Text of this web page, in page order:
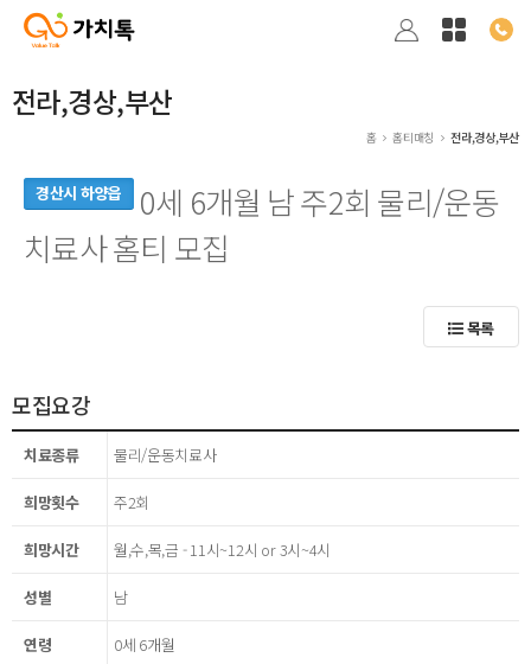
전라,경상,부산
홈 홈티매칭 전라,경상,부산
경산시 하양읍
0세 6개월 남 주2회 물리/운동
치료사 홈티 모집
목록
모집요강
치료종류 물리/운동치료사
희망횟수 주2회
희망시간 월,수,목,금 - 11시~12시 or 3시~4시
성별 남
연령 0세 6개월